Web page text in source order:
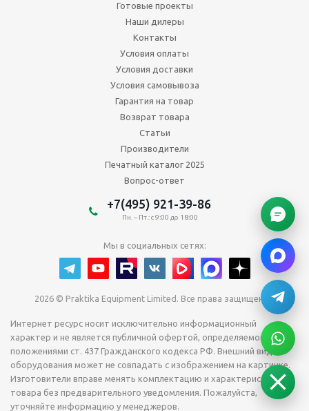
Готовые проекты
Наши дилеры
Контакты
Условия оплаты
Условия доставки
Условия самовывоза
Гарантия на товар
Возврат товара
Статьи
Производители
Печатный каталог 2025
Вопрос-ответ
+7(495) 921-39-86
Пн. – Пт.: с 9:00 до 18:00
Мы в социальных сетях:
2026 © Praktika Equipment Limited. Все права защищены.
Интернет ресурс носит исключительно информационный
характер и не является публичной офертой, определяемой
положениями ст. 437 Гражданского кодекса РФ. Внешний вид
оборудования может не совпадать с изображением на картинке.
Изготовители вправе менять комплектацию и характеристики
товара без предварительного уведомления. Пожалуйста,
уточняйте информацию у менеджеров.